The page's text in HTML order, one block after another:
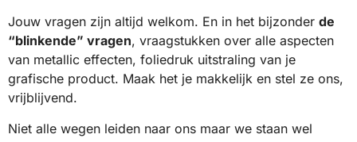
Jouw vragen zijn altijd welkom. En in het bijzonder de
“blinkende” vragen, vraagstukken over alle aspecten
van metallic effecten, foliedruk uitstraling van je
grafische product. Maak het je makkelijk en stel ze ons,
vrijblijvend.
Niet alle wegen leiden naar ons maar we staan wel